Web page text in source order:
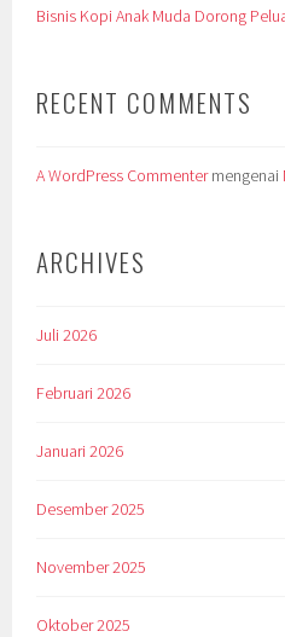
Bisnis Kopi Anak Muda Dorong
RECENT COMMENTS
A WordPress Commentermengenai
ARCHIVES
Juli 2026
Februari 2026
Januari 2026
Desember 2025
November 2025
Oktober 2025